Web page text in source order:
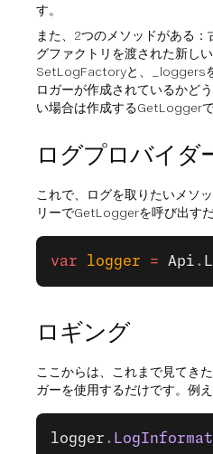
す。
また、2つのメソッドがある
グファクトリを渡された新し
SetLogFactoryと、_loggers
ロガーが作成されているかど
い場合は作成するGetLoggerで
ログプロバイダ
これで、ログを取りたいメソ
リーでGetLoggerを呼び出す
var logger = Api .
ロギング
ここからは、これまで見てき
ガーを使用するだけです。例
logger .